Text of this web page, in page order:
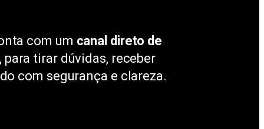
com um canal direto de
para tirar dúvidas, receber
com segurança e clareza.